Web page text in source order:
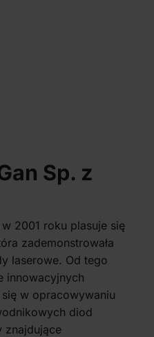
Sp. z
2001 roku plasuje się
zademonstrowała
laserowe. Od tego
innowacyjnych
w opracowywaniu
diod
znajdujące